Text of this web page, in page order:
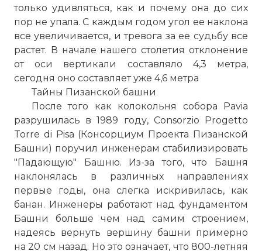
только удивляться, как и почему она до сих
пор не упала. С каждым годом угол ее наклона
все увеличивается, и тревога за ее судьбу все
растет. В начале нашего столетия отклонение
от оси вертикали составляло 4,3 метра,
сегодня оно составляет уже 4,6 метра
Тайны Пизанской башни
После того как колокольня собора Pavia
разрушилась в 1989 году, Consorzio Progetto
Torre di Pisa (Консорциум Проекта Пизанской
Башни) поручил инженерам стабилизировать
"Падающую" Башню. Из-за того, что Башня
наклонялась в различных направлениях
первые годы, она слегка искривилась, как
банан. Инженеры работают над фундаментом
Башни больше чем над самим строением,
надеясь вернуть вершину башни примерно
на 20 см назад. Но это означает, что 800-летняя